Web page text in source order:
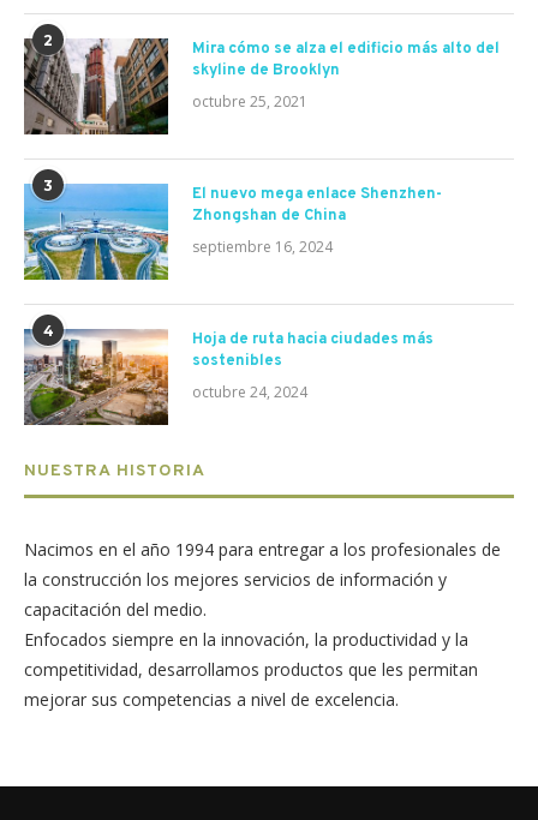
2
Mira cómo se alza el edificio más alto del
skyline de Brooklyn
octubre 25, 2021
3
El nuevo mega enlace Shenzhen-
Zhongshan de China
septiembre 16, 2024
4
Hoja de ruta hacia ciudades más
sostenibles
octubre 24, 2024
NUESTRA HISTORIA
Nacimos en el año 1994 para entregar a los profesionales de
la construcción los mejores servicios de información y
capacitación del medio.
Enfocados siempre en la innovación, la productividad y la
competitividad, desarrollamos productos que les permitan
mejorar sus competencias a nivel de excelencia.